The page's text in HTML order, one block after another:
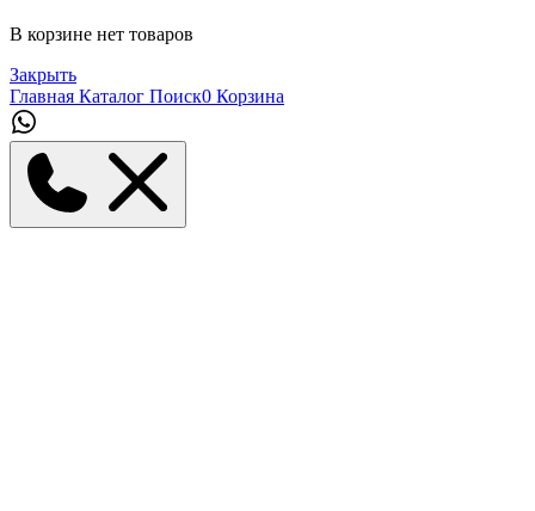
В корзине нет товаров
Закрыть
Главная Каталог Поиск0 Корзина